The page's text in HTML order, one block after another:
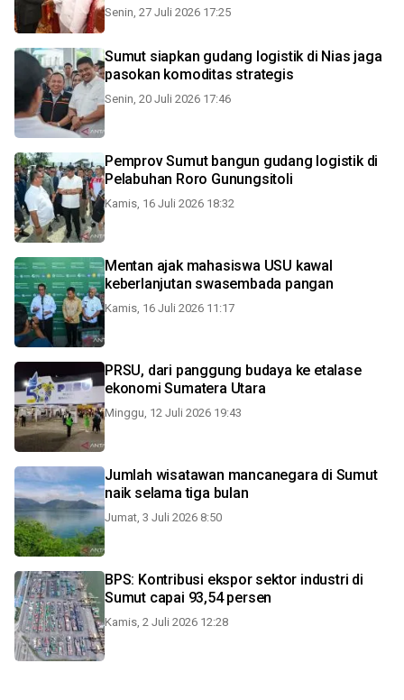
Senin, 27 Juli 2026 17:25
Sumut siapkan gudang logistik di Nias jaga
pasokan komoditas strategis
Senin, 20 Juli 2026 17:46
Pemprov Sumut bangun gudang logistik di
Pelabuhan Roro Gunungsitoli
Kamis, 16 Juli 2026 18:32
Mentan ajak mahasiswa USU kawal
keberlanjutan swasembada pangan
Kamis, 16 Juli 2026 11:17
PRSU, dari panggung budaya ke etalase
ekonomi Sumatera Utara
Minggu, 12 Juli 2026 19:43
Jumlah wisatawan mancanegara di Sumut
naik selama tiga bulan
Jumat, 3 Juli 2026 8:50
BPS: Kontribusi ekspor sektor industri di
Sumut capai 93,54 persen
Kamis, 2 Juli 2026 12:28